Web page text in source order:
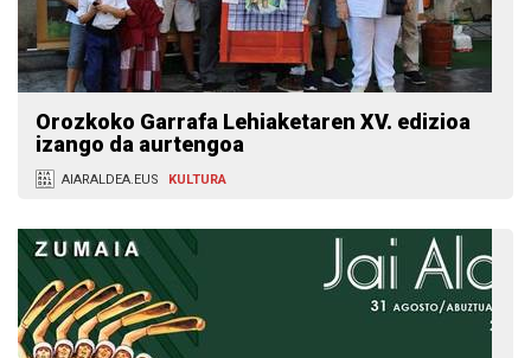
Orozkoko Garrafa Lehiaketaren XV. edizioa
izango da aurtengoa
AIARALDEA.EUS KULTURA